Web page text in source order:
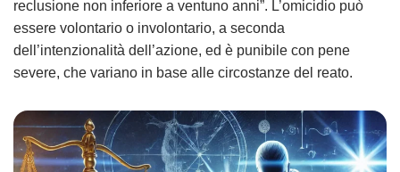
reclusione non inferiore a ventuno anni”. L’omicidio può
essere volontario o involontario, a seconda
dell’intenzionalità dell’azione, ed è punibile con pene
severe, che variano in base alle circostanze del reato.